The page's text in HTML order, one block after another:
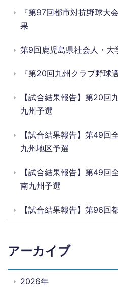
『第97回都市対抗野球大
果
第9回鹿児島県社会人・大
『第20回九州クラブ野球
【試合結果報告】第20回
九州予選
【試合結果報告】第49回
九州地区予選
【試合結果報告】第49回
南九州予選
【試合結果報告】第96回
アーカイブ
2026年